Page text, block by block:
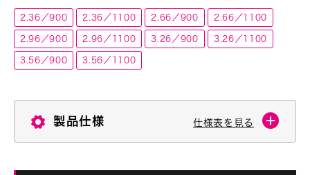
2.36／900 2.36／1100 2.66／900 2.66／1100
2.96／900 2.96／1100 3.26／900 3.26／1100
3.56／900 3.56／1100
製品仕様 仕様表を見る